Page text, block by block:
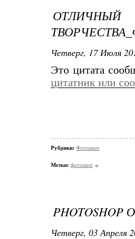
Четверг, 17 Июля
Это цитата
цитатник или
Рубрики: Фотошоп
Метки: фотошоп
Четверг, 03 Апреля